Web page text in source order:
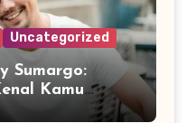
Uncategorized
Sumargo:
Kamu
Densu?